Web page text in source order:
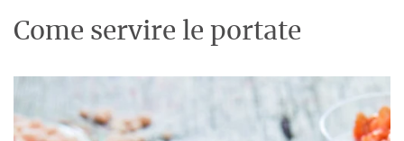
Come servire le portate